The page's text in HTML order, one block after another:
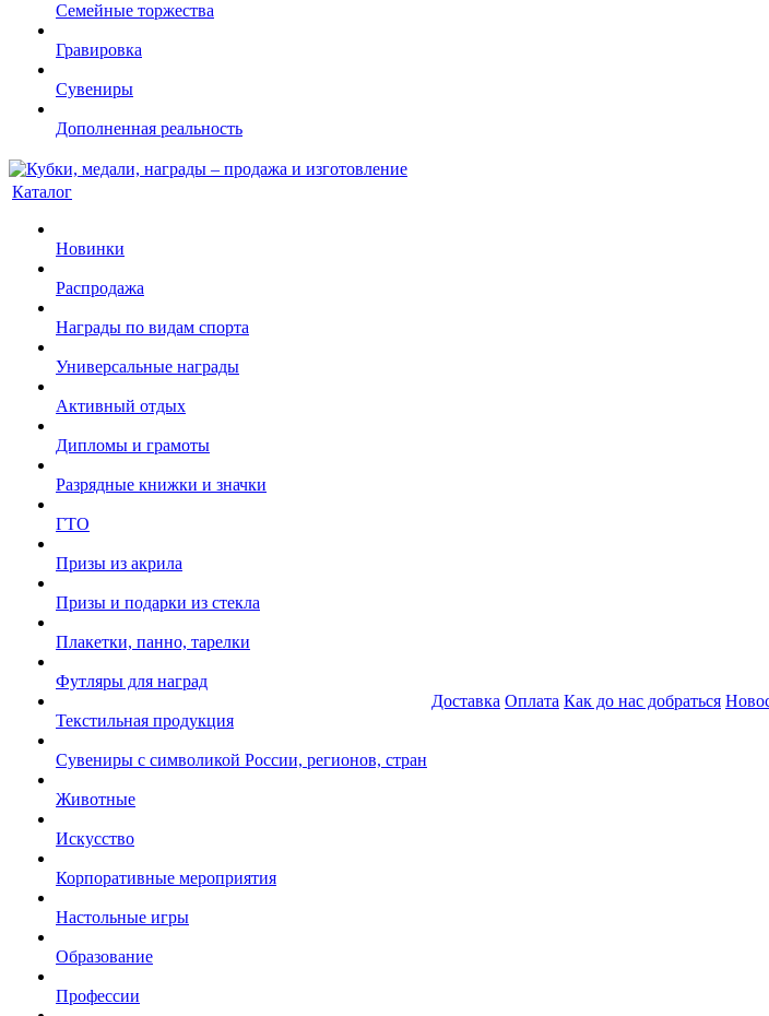
Семейные торжества
Гравировка
Сувениры
Дополненная реальность
Каталог
Новинки
Распродажа
Награды по видам спорта
Универсальные награды
Активный отдых
Дипломы и грамоты
Разрядные книжки и значки
ГТО
Призы из акрила
Призы и подарки из стекла
Плакетки, панно, тарелки
Футляры для наград
Текстильная продукция
Сувениры с символикой России, регионов, стран
Животные
Искусство
Корпоративные мероприятия
Настольные игры
Образование
Профессии
Доставка Оплата Как до нас добраться